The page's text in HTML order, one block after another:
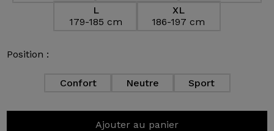
L
179-185 cm
XL
186-197 cm
Position :
Confort Neutre Sport
Ajouter au panier